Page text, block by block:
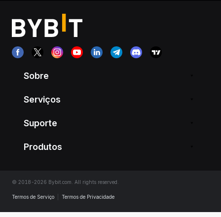
Sobre
Serviços
Suporte
Produtos
© 2018-2026 Bybit.com. All rights reserved.
Termos de Serviço Termos de Privacidade